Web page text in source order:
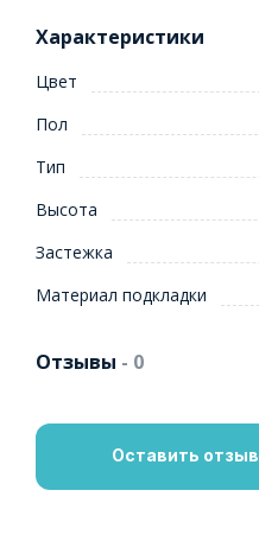
Характеристики
Цвет
Пол
Тип
Высота
Застежка
Материал подкладки
Отзывы - 0
Оставить отзыв